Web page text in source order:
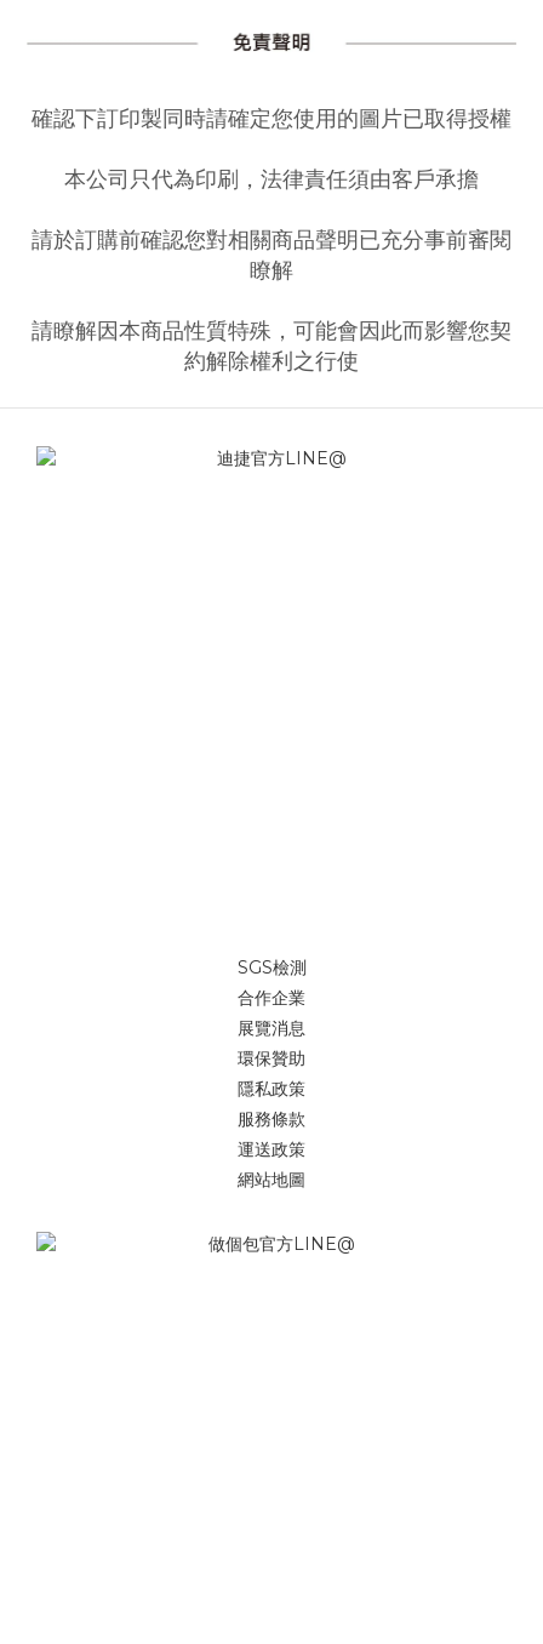
確認下訂印製同時請確定您使用的圖片已取得授權
本公司只代為印刷，法律責任須由客戶承擔
請於訂購前確認您對相關商品聲明已充分事前審閱
瞭解
請瞭解因本商品性質特殊，可能會因此而影響您契
約解除權利之行使
SGS檢測
合作企業
展覽消息
環保贊助
隱私政策
服務條款
運送政策
網站地圖